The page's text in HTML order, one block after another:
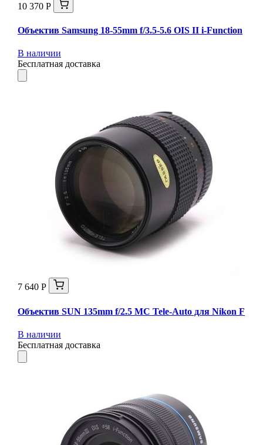
10 370 Р
Объектив Samsung 18-55mm f/3.5-5.6 OIS II i-Function
В наличии
Бесплатная доставка
7 640 Р
Объектив SUN 135mm f/2.5 MC Tele-Auto для Nikon F
В наличии
Бесплатная доставка